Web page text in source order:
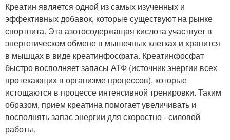
Креатин является одной из самых изученных и
эффективных добавок, которые существуют на рынке
спортпита. Эта азотосодержащая кислота участвует в
энергетическом обмене в мышечных клетках и хранится
в мышцах в виде креатинфосфата. Креатинфосфат
быстро восполняет запасы АТФ (источник энергии всех
протекающих в организме процессов), которые
истощаются в процессе интенсивной тренировки. Таким
образом, прием креатина помогает увеличивать и
восполнять запас энергии для скоростно - силовой
работы.